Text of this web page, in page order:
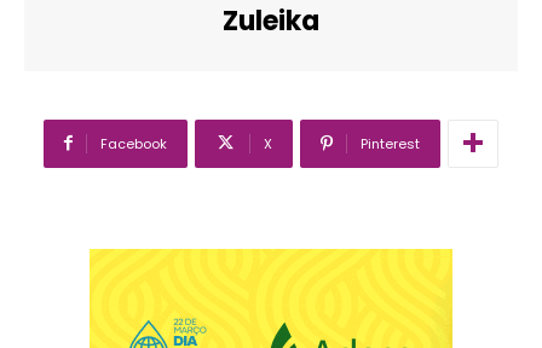
Zuleika
Facebook X Pinterest